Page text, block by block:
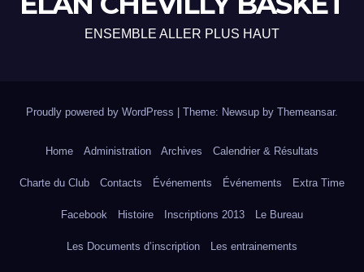
ENSEMBLE ALLER PLUS HAUT
Proudly powered by WordPress Theme: Newsup by Themeansar.
Home Administration Archives Calendrier & Résultats
Charte du Club Contacts Événements Événements Extra Time
Facebook Histoire Inscriptions 2013 Le Bureau
Les Documents d’inscription Les entrainements